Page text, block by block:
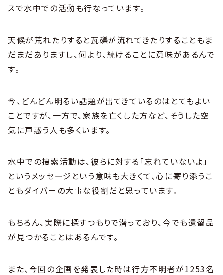
スで水中での活動も行なっています。
天候が荒れたりすると瓦礫が流れてきたりすることもま
だまだありますし、何より、続けることに意味があるんで
す。
今、どんどん明るい話題が出てきているのはとてもよい
ことですが、一方で、家族を亡くした方など、そうした空
気に戸惑う人も多くいます。
水中での捜索活動は、彼らに対する「忘れていないよ」
というメッセージという意味も大きくて、心に寄り添うこ
ともダイバーの大事な役割だと思っています。
もちろん、実際に探すつもりで潜っており、今でも遺留品
が見つかることはあるんです。
また、今回の企画を発表した時は行方不明者が1253名